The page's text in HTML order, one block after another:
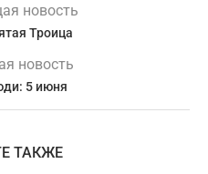
новость
Троица
новость
5 июня
ТАКЖЕ